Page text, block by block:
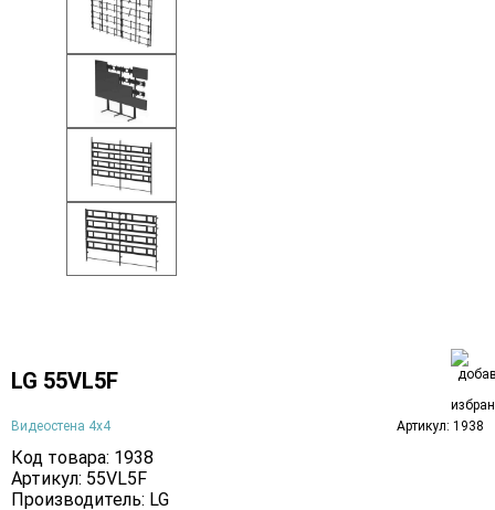
LG 55VL5F
Видеостена 4х4 Артикул: 1938
Код товара: 1938
Артикул: 55VL5F
Производитель: LG